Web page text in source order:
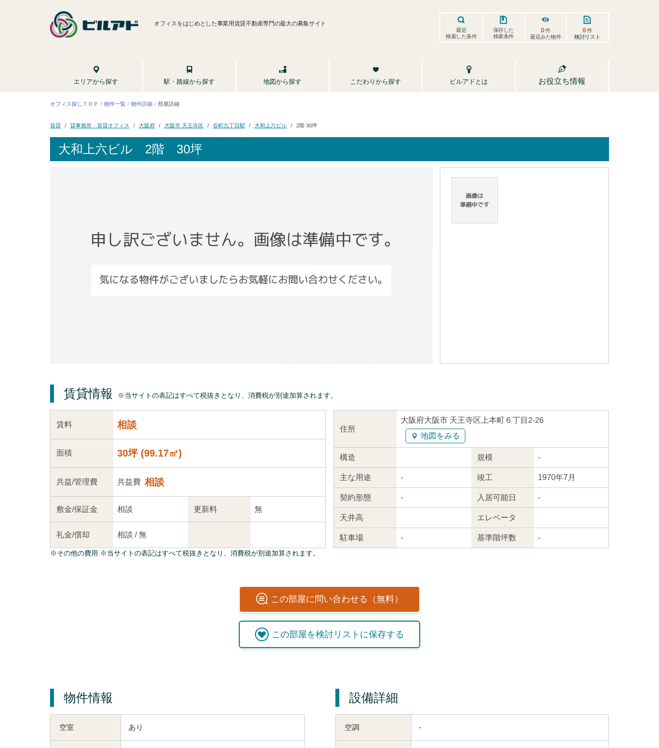
オフィスをはじめとした事業用賃貸不動産専門の最大の募集サイト
最近
検索した条件
保存した
検索条件
0件
最近みた物件
0件
検討リスト
エリアから探す 駅・路線から探す 地図から探す こだわりから探す ビルアドとは お役立ち情報
オフィス探しＴＯＰ 物件一覧 物件詳細 部屋詳細
賃貸 貸事務所・賃貸オフィス 大阪府 大阪市 天王寺区 谷町九丁目駅 大和上六ビル 2階 30坪
大和上六ビル 2階 30坪
賃貸情報 ※当サイトの表記はすべて税抜きとなり、消費税が別途加算されます。
賃料 相談
面積 30坪 (99.17㎡)
共益/管理費 共益費 相談
敷金/保証金 相談 更新料 無
礼金/償却 相談 /無
住所
大阪府大阪市 天王寺区上本町６丁目2-26
地図をみる
構造 規模 -
主な用途 - 竣工 1970年7月
契約形態 - 入居可能日 -
天井高 エレベータ
駐車場 - 基準階坪数 -
※その他の費用 ※当サイトの表記はすべて税抜きとなり、消費税が別途加算されます。
この部屋に問い合わせる（無料）
この部屋を検討リストに保存する
物件情報
空室 あり
設備詳細
空調 -